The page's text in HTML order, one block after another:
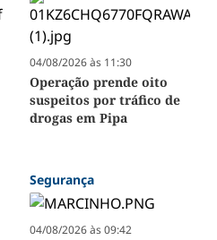
04/08/2026 às 11:30
Operação prende oito
suspeitos por tráfico de
drogas em Pipa
Segurança
04/08/2026 às 09:42